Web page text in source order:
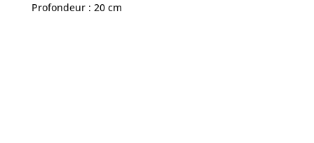
Profondeur : 20 cm